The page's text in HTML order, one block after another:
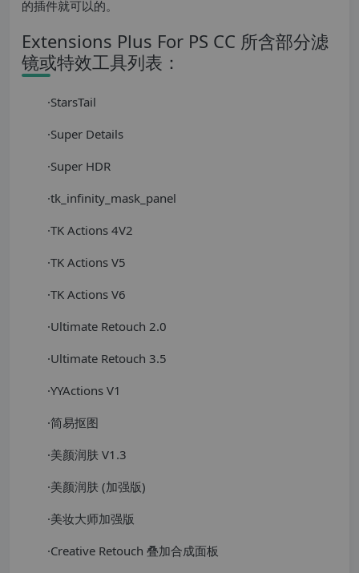
的插件就可以的。
Extensions Plus For PS CC 所含部分滤
镜或特效工具列表：
·StarsTail
·Super Details
·Super HDR
·tk_infinity_mask_panel
·TK Actions 4V2
·TK Actions V5
·TK Actions V6
·Ultimate Retouch 2.0
·Ultimate Retouch 3.5
·YYActions V1
·简易抠图
·美颜润肤 V1.3
·美颜润肤 (加强版)
·美妆大师加强版
·Creative Retouch 叠加合成面板